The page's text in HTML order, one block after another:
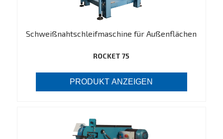
Schweißnahtschleifmaschine für Außenflächen
ROCKET 75
PRODUKT ANZEIGEN